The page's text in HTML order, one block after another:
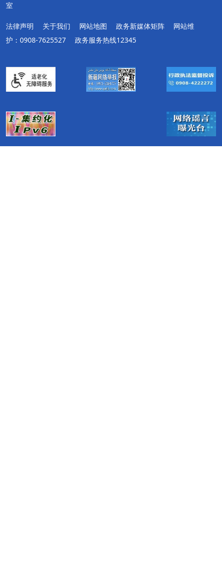
室
法律声明 关于我们 网站地图 政务新媒体矩阵
网站维
护：0908-7625527
政务服务热线12345